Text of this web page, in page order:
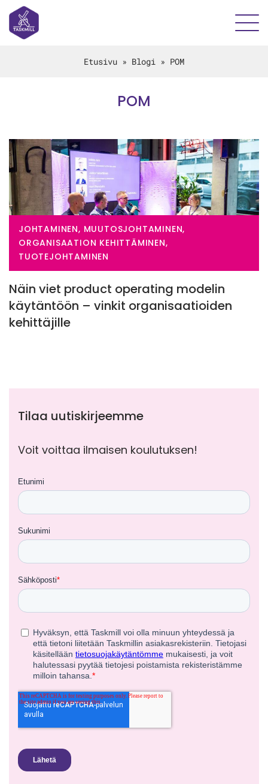
Etusivu » Blogi » POM
POM
JOHTAMINEN, MUUTOSJOHTAMINEN,
ORGANISAATION KEHITTÄMINEN,
TUOTEJOHTAMINEN
Näin viet product operating modelin
käytäntöön – vinkit organisaatioiden
kehittäjille
Tilaa uutiskirjeemme
Voit voittaa ilmaisen koulutuksen!